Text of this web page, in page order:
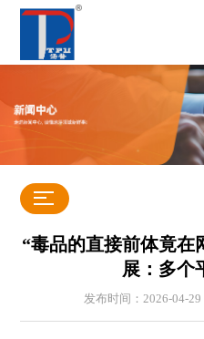
“毒品的直接前体竟在
展：多个
发布时间：2026-04-29